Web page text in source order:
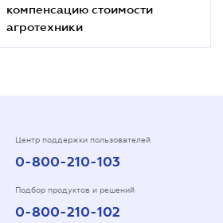
компенсацию стоимости
агротехники
Центр поддержки пользователей
0-800-210-103
Подбор продуктов и решений
0-800-210-102